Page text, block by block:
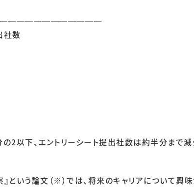
社数
2以下、エントリーシート提出社数は約半分まで減
という論文（※）では、将来のキャリアについて興